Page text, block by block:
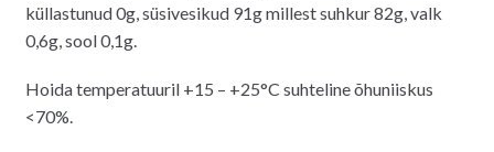
küllastunud 0g, süsivesikud 91g millest suhkur 82g, valk
0,6g, sool 0,1g.
Hoida temperatuuril +15 – +25°C suhteline õhuniiskus
<70%.